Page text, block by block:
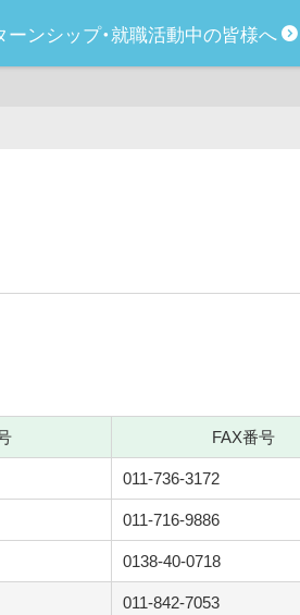
ンシップ・就職活動中の皆様へ
FAX番号
011-736-3172
011-716-9886
0138-40-0718
011-842-7053